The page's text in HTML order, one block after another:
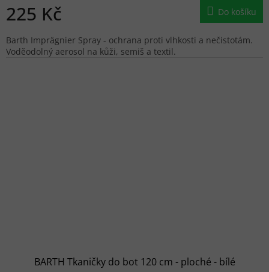
225 Kč Do košíku
Barth Imprägnier Spray - ochrana proti vlhkosti a nečistotám.
Voděodolný aerosol na kůži, semiš a textil.
BARTH Tkaničky do bot 120 cm - ploché - bílé